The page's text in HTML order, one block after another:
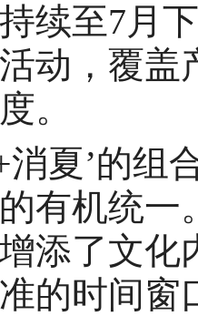
续至7月
动，覆
。
夏’的组
有机统一
添了文化
的时间窗